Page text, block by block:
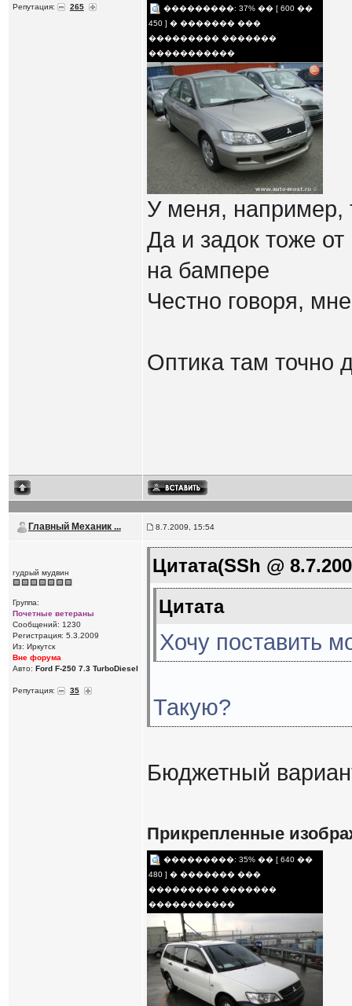
Репутация: 265
���������: 37% �� [ 600 ��
450 ] � ������� ���
��������� �������
�����������
У меня, например,
Да и задок тоже
на бампере
Честно говоря,
Оптика там точно
Главный Механик ... 8.7.2009, 15:54
гудрый мудвин
Группа:
Почетные ветераны
Сообщений: 1230
Регистрация: 5.3.2009
Из: Иркутск
Вне форума
Авто: Ford F-250 7.3 TurboDiesel
Репутация: 35
Цитата(SSh @
Цитата
Хочу поставить
Такую?
Бюджетный
Прикрепленные
���������: 35% �� [ 640 ��
480 ] � ������� ���
��������� �������
�����������